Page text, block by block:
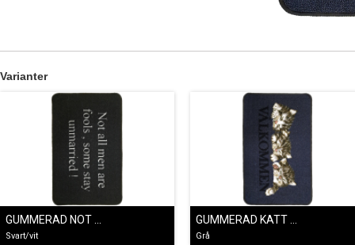
Varianter
Svart/vit Grå